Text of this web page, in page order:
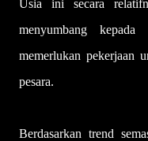
Usia ini secara
menyumbang
memerlukan pekerjaan
pesara.
Berdasarkan trend